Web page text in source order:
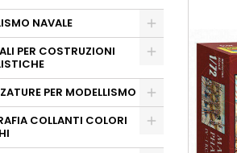
NAVALE
PER COSTRUZIONI
PER MODELLISMO
COLLANTI COLORI